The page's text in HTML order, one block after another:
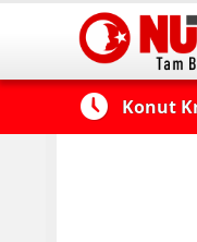
Edilmeli? Konut